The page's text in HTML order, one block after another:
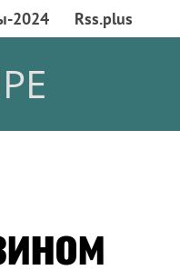
2024 Rss.plus